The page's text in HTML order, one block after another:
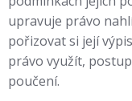
upravuje právo
pořizovat si její
právo využít,
poučení.